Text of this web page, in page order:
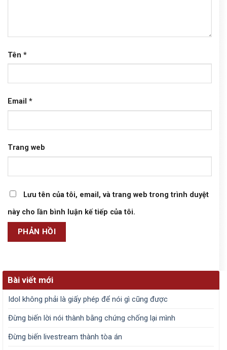
Tên *
Email *
Trang web
Lưu tên của tôi, email, và trang web trong trình duyệt
này cho lần bình luận kế tiếp của tôi.
Bài viết mới
Idol không phải là giấy phép để nói gì cũng được
Đừng biến lời nói thành bằng chứng chống lại mình
Đừng biến livestream thành tòa án